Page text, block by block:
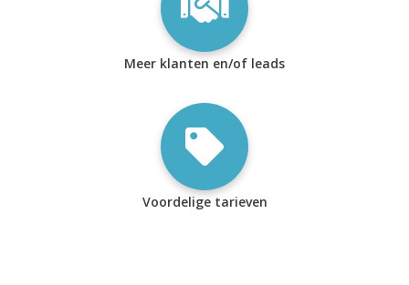
Meer klanten en/of leads
Voordelige tarieven